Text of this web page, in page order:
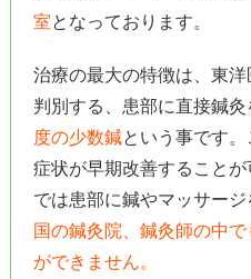
室となっております。
治療の最大の特徴は、東
判別する、患部に直接鍼灸
度の少数鍼という事です
症状が早期改善すること
では患部に鍼やマッサージ
国の鍼灸院、鍼灸師の中
ができません。